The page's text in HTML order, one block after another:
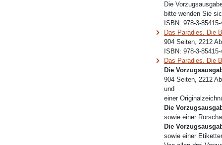
Die
bitte wenden Sie
ISBN: 978-3-85415-
Das Paradies. Die
904 Seiten, 2212
ISBN: 978-3-85415-
Das Paradies. Die
Die
904 Seiten, 2212
und
einer
Die
sowie einer
Die
sowie einer